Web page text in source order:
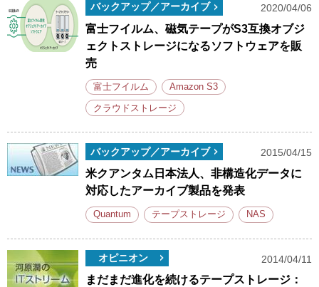
バックアップ／アーカイブ 2020/04/06
富士フイルム、磁気テープがS3互換オブジ
ェクトストレージになるソフトウェアを販
売
富士フイルム Amazon S3
クラウドストレージ
バックアップ／アーカイブ 2015/04/15
米クアンタム日本法人、非構造化データに
対応したアーカイブ製品を発表
Quantum テープストレージ NAS
オピニオン 2014/04/11
まだまだ進化を続けるテープストレージ：